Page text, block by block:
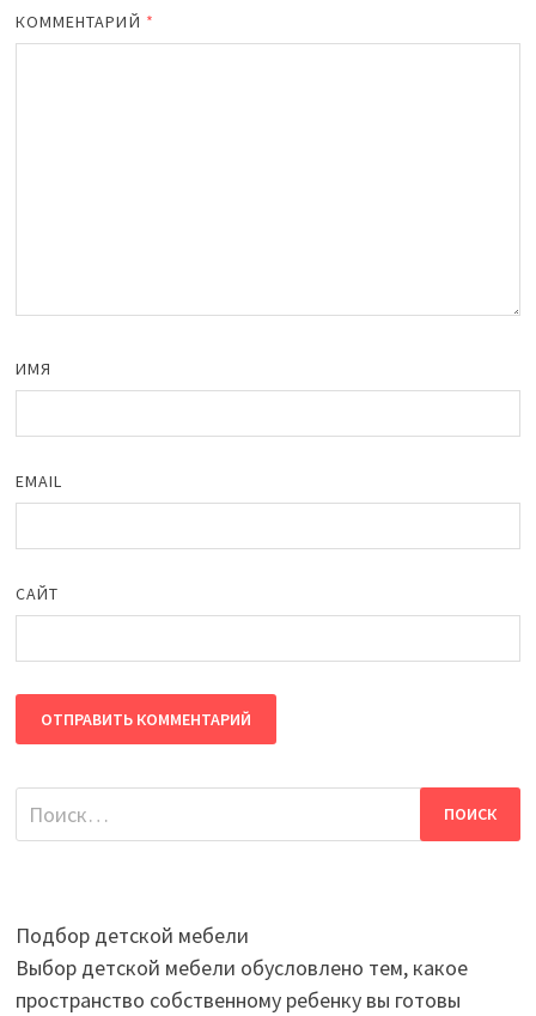
КОММЕНТАРИЙ *
ИМЯ
EMAIL
САЙТ
Найти:
Подбор детской мебели
Выбор детской мебели обусловлено тем, какое
пространство собственному ребенку вы готовы